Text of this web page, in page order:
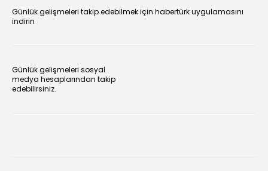
Günlük gelişmeleri takip edebilmek için habertürk uygulamasını
indirin
Günlük gelişmeleri sosyal
medya hesaplarından takip
edebilirsiniz.